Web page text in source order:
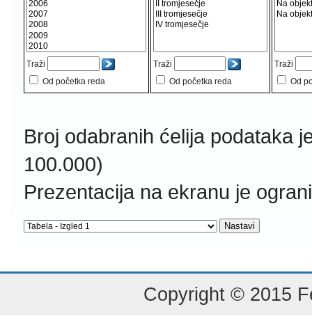
Traži
Od početka reda
Traži
Od početka reda
Traži
Od
Broj odabranih ćelija podataka
100.000)
Prezentacija na ekranu je
Copyright © 2015